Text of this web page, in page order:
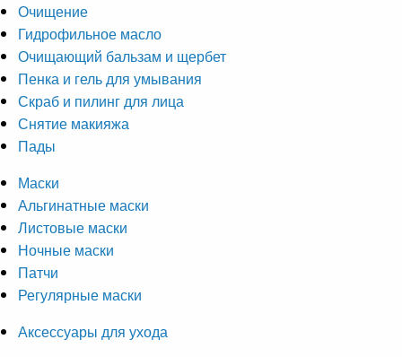
Очищение
Гидрофильное масло
Очищающий бальзам и щербет
Пенка и гель для умывания
Скраб и пилинг для лица
Снятие макияжа
Пады
Маски
Альгинатные маски
Листовые маски
Ночные маски
Патчи
Регулярные маски
Аксессуары для ухода